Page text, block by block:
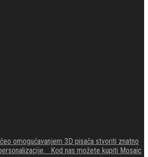
omogućavanjem 3D pisača stvoriti znatno
Kod nas možete kupiti Mosaic